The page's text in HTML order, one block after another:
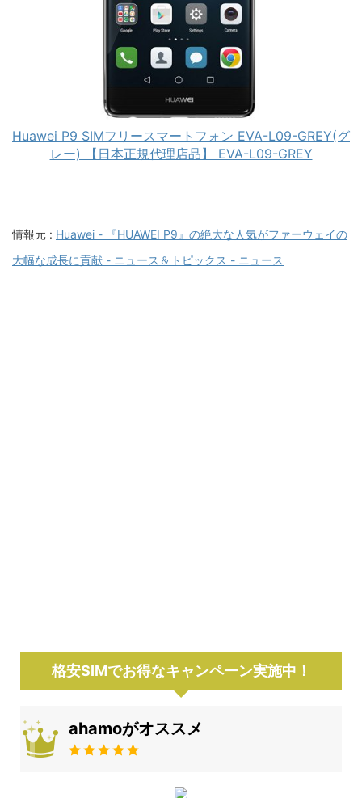
Huawei P9 SIMフリースマートフォン EVA-L09-GREY(グ
レー) 【日本正規代理店品】 EVA-L09-GREY
情報元 : Huawei - 『HUAWEI P9』の絶大な人気がファーウェイの
大幅な成長に貢献 - ニュース＆トピックス - ニュース
格安SIMでお得なキャンペーン実施中！
ahamoがオススメ